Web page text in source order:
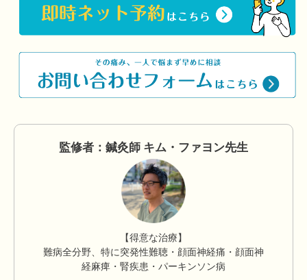
監修者：鍼灸師 キム・ファヨン先生
【得意な治療】
難病全分野、特に突発性難聴・顔面神経痛・顔面神
経麻痺・腎疾患・パーキンソン病